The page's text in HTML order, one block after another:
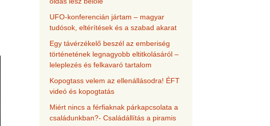
UFO-konferencián jártam – magyar
tudósok, eltérítések és a szabad akarat
Egy távérzékelő beszél az emberiség
történetének legnagyobb eltitkolásáról –
leleplezés és felkavaró tartalom
Kopogtass velem az ellenállásodra! ÉFT
videó és kopogtatás
Miért nincs a férfiaknak párkapcsolata a
családunkban?- Családállítás a piramis